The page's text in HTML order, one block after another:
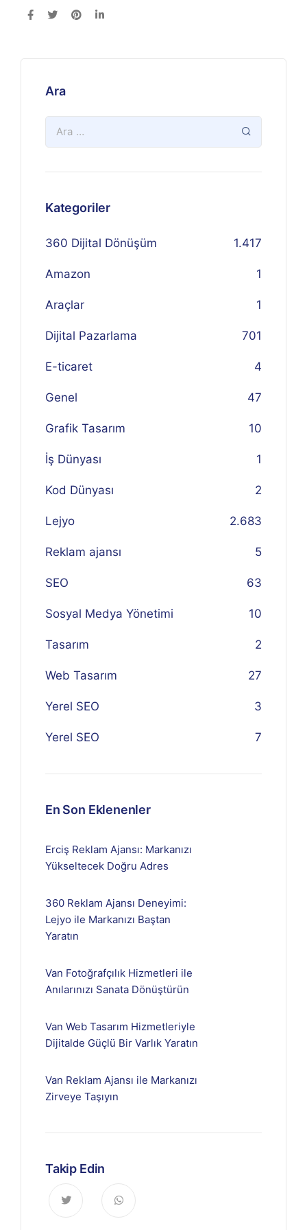
Ara
Kategoriler
360 Dijital Dönüşüm 1.417
Amazon 1
Araçlar 1
Dijital Pazarlama 701
E-ticaret 4
Genel 47
Grafik Tasarım 10
İş Dünyası 1
Kod Dünyası 2
Lejyo 2.683
Reklam ajansı 5
SEO 63
Sosyal Medya Yönetimi 10
Tasarım 2
Web Tasarım 27
Yerel SEO 3
Yerel SEO 7
En Son Eklenenler
Erciş Reklam Ajansı: Markanızı
Yükseltecek Doğru Adres
360 Reklam Ajansı Deneyimi:
Lejyo ile Markanızı Baştan
Yaratın
Van Fotoğrafçılık Hizmetleri ile
Anılarınızı Sanata Dönüştürün
Van Web Tasarım Hizmetleriyle
Dijitalde Güçlü Bir Varlık Yaratın
Van Reklam Ajansı ile Markanızı
Zirveye Taşıyın
Takip Edin